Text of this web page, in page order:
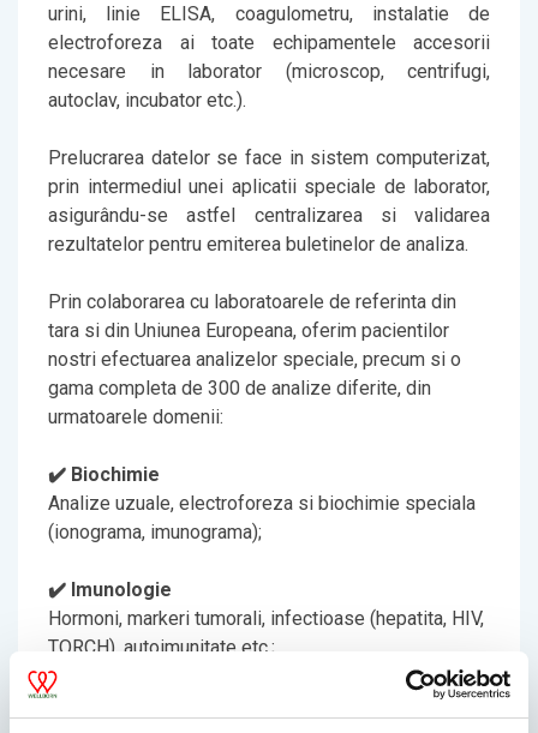
urini, linie ELISA, coagulometru, instalatie de
electroforeza ai toate echipamentele accesorii
necesare in laborator (microscop, centrifugi,
autoclav, incubator etc.).
Prelucrarea datelor se face in sistem computerizat,
prin intermediul unei aplicatii speciale de laborator,
asigurându-se astfel centralizarea si validarea
rezultatelor pentru emiterea buletinelor de analiza.
Prin colaborarea cu laboratoarele de referinta din
tara si din Uniunea Europeana, oferim pacientilor
nostri efectuarea analizelor speciale, precum si o
gama completa de 300 de analize diferite, din
urmatoarele domenii:
✔️ Biochimie
Analize uzuale, electroforeza si biochimie speciala
(ionograma, imunograma);
✔️ Imunologie
Hormoni, markeri tumorali, infectioase (hepatita, HIV,
TORCH), autoimunitate etc.;
✔️ Hematologie